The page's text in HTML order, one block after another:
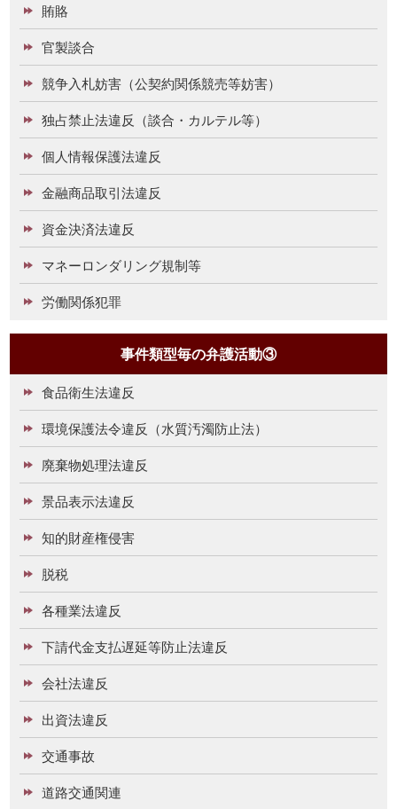
賄賂
官製談合
競争入札妨害（公契約関係競売等妨害）
独占禁止法違反（談合・カルテル等）
個人情報保護法違反
金融商品取引法違反
資金決済法違反
マネーロンダリング規制等
労働関係犯罪
事件類型毎の弁護活動③
食品衛生法違反
環境保護法令違反（水質汚濁防止法）
廃棄物処理法違反
景品表示法違反
知的財産権侵害
脱税
各種業法違反
下請代金支払遅延等防止法違反
会社法違反
出資法違反
交通事故
道路交通関連